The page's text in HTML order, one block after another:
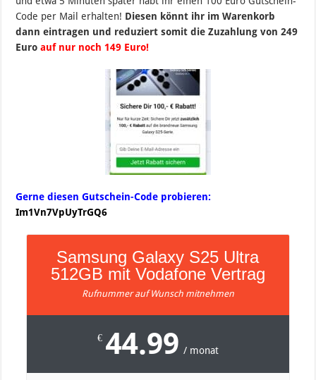
Code per Mail erhalten! Diesen könnt ihr im Warenkorb
dann eintragen und reduziert somit die Zuzahlung von 249
Euroauf nur noch 149 Euro!
Gerne diesen Gutschein-Code probieren:
Im1Vn7VpUyTrGQ6
Samsung Galaxy S25 Ultra
512GB mit Vodafone Vertrag
Rufnummer auf Wunsch mitnehmen
€ 44.99 / monat